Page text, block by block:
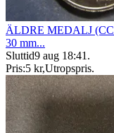
ÄLDRE MEDALJ
30 mm...
Sluttid9 aug 18:41 .
Pris:5 kr,Utropspris.